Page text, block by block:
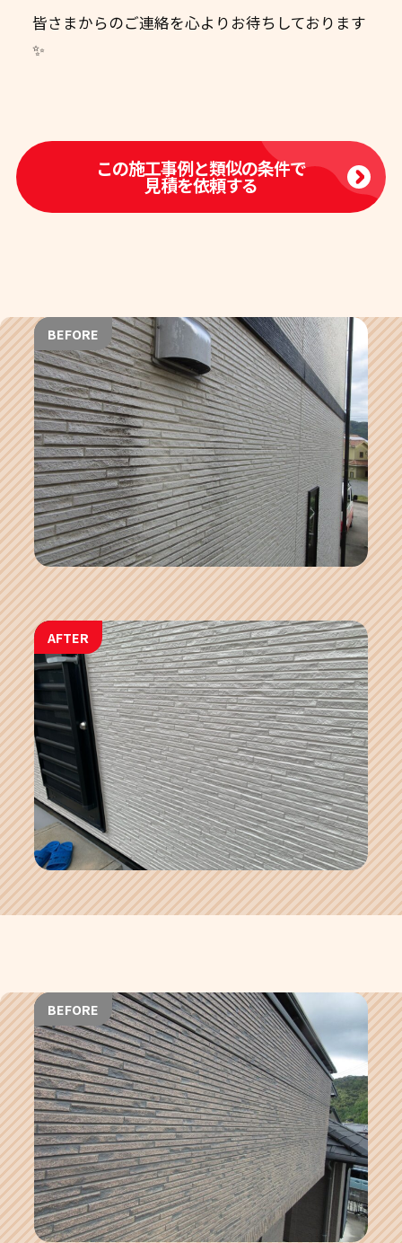
皆さまからのご連絡を心よりお待ちしております
✨
この施工事例と類似の条件で
見積を依頼する
BEFORE
AFTER
BEFORE